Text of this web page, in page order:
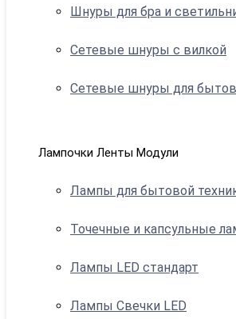
Шнуры для бра и
Сетевые шнуры с вилкой
Сетевые шнуры для
Лампочки Ленты Модули
Лампы для бытовой
Точечные и капсульные
Лампы LED стандарт
Лампы Свечки LED